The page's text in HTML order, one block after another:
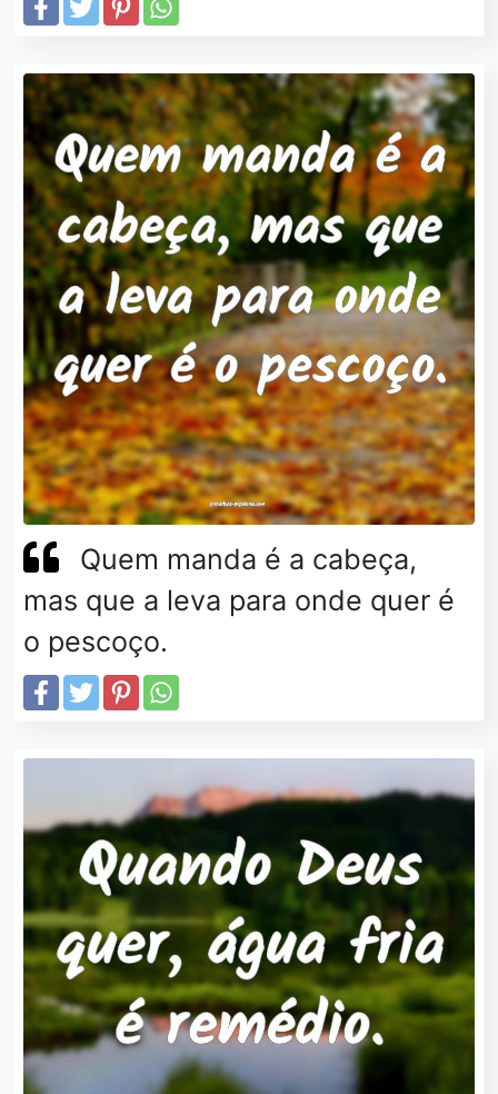
Quem manda é a cabeça,
mas que a leva para onde quer é
o pescoço.